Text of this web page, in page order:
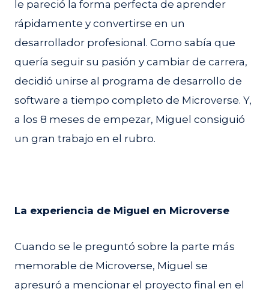
le pareció la forma perfecta de aprender
rápidamente y convertirse en un
desarrollador profesional. Como sabía que
quería seguir su pasión y cambiar de carrera,
decidió unirse al programa de desarrollo de
software a tiempo completo de Microverse. Y,
a los 8 meses de empezar, Miguel consiguió
un gran trabajo en el rubro.
La experiencia de Miguel en Microverse
Cuando se le preguntó sobre la parte más
memorable de Microverse, Miguel se
apresuró a mencionar el proyecto final en el